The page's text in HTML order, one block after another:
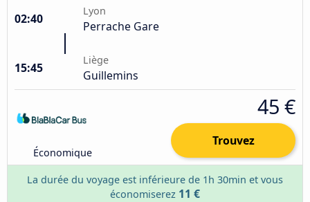
02:40
Lyon
Perrache Gare
15:45
Liège
Guillemins
Économique
45 €
Trouvez
La durée du voyage est inférieure de 1h 30min et vous
économiserez 11 €